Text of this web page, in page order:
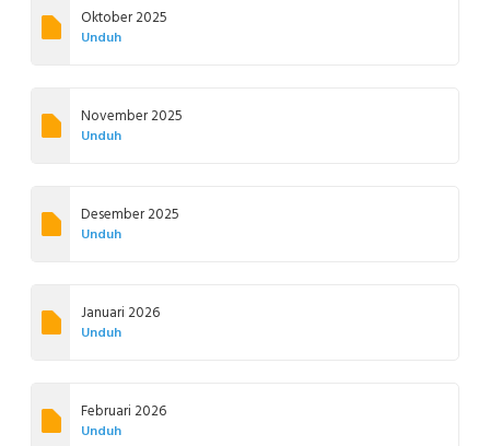
Oktober 2025
Unduh
November 2025
Unduh
Desember 2025
Unduh
Januari 2026
Unduh
Februari 2026
Unduh